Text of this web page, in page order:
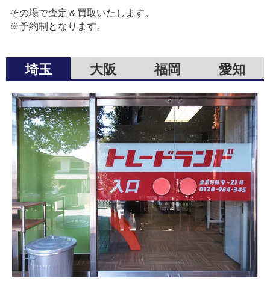
その場で査定＆買取いたします。
※予約制となります。
埼玉 大阪 福岡 愛知